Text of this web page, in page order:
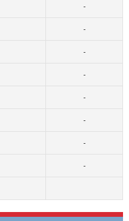
-
-
-
-
-
-
-
-